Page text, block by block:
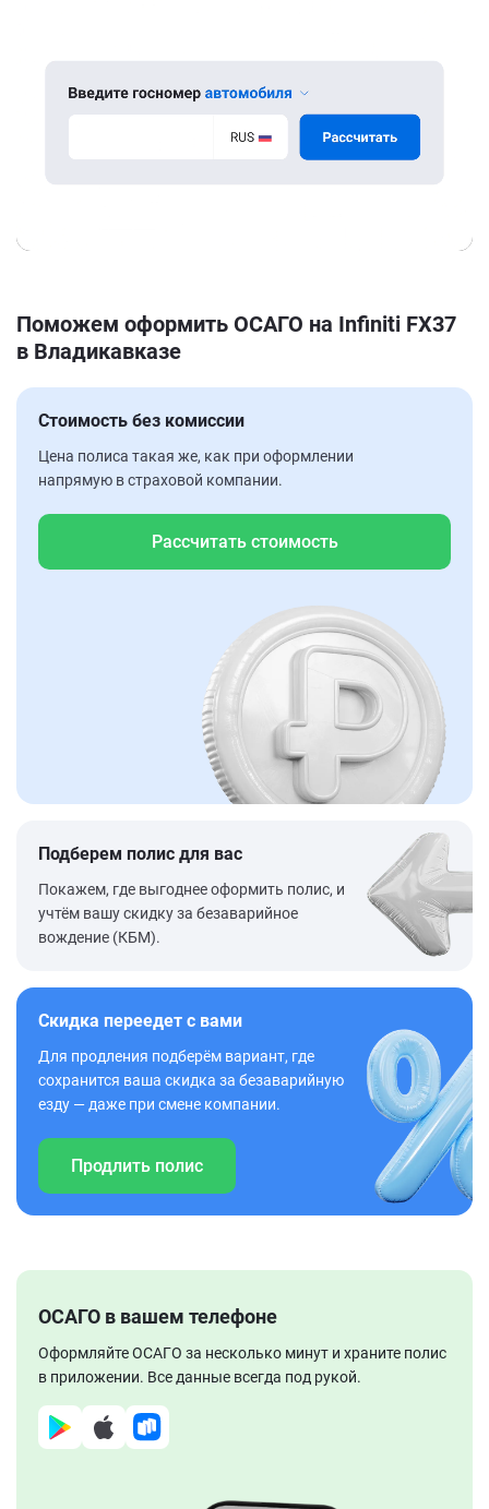
Поможем оформить ОСАГО на Infiniti FX37
в Владикавказе
Стоимость без комиссии
Цена полиса такая же, как при оформлении
напрямую в страховой компании.
Рассчитать стоимость
Подберем полис для вас
Покажем, где выгоднее оформить полис, и
учтём вашу скидку за безаварийное
вождение (КБМ).
Скидка переедет с вами
Для продления подберём вариант, где
сохранится ваша скидка за безаварийную
езду — даже при смене компании.
Продлить полис
ОСАГО в вашем телефоне
Оформляйте ОСАГО за несколько минут и храните полис
в приложении. Все данные всегда под рукой.